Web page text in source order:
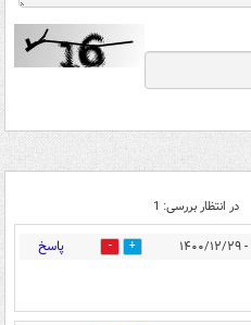
در انتظار بررسی: 1
7 پاسخ